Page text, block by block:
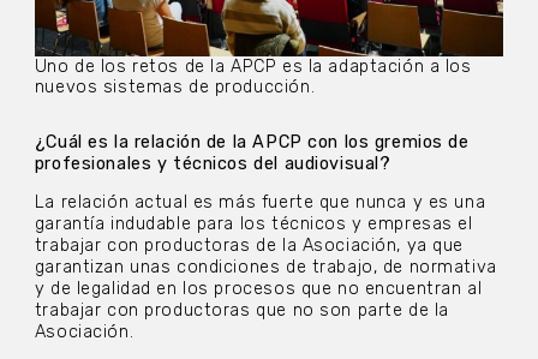
Uno de los retos de la APCP es la adaptación a los
nuevos sistemas de producción.
¿Cuál es la relación de la APCP con los gremios de
profesionales y técnicos del audiovisual?
La relación actual es más fuerte que nunca y es una
garantía indudable para los técnicos y empresas el
trabajar con productoras de la Asociación, ya que
garantizan unas condiciones de trabajo, de normativa
y de legalidad en los procesos que no encuentran al
trabajar con productoras que no son parte de la
Asociación.